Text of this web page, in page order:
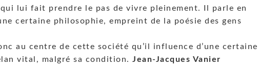
lui fait prendre le pas de vivre pleinement. Il parle en
certaine philosophie, empreint de la poésie des gens
au centre de cette société qu’il influence d’une certaine
vital, malgré sa condition. Jean-Jacques Vanier